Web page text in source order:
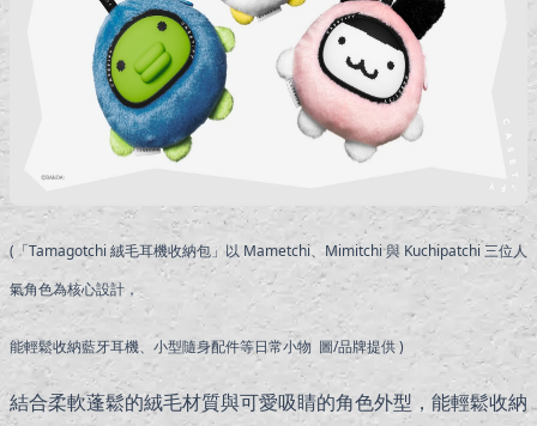
(「Tamagotchi 絨毛耳機收納包」以 Mametchi、Mimitchi 與 Kuchipatchi 三位人
氣角色為核心設計，
能輕鬆收納藍牙耳機、小型隨身配件等日常小物 圖/品牌提供 )
結合柔軟蓬鬆的絨毛材質與可愛吸睛的角色外型，能輕鬆收納